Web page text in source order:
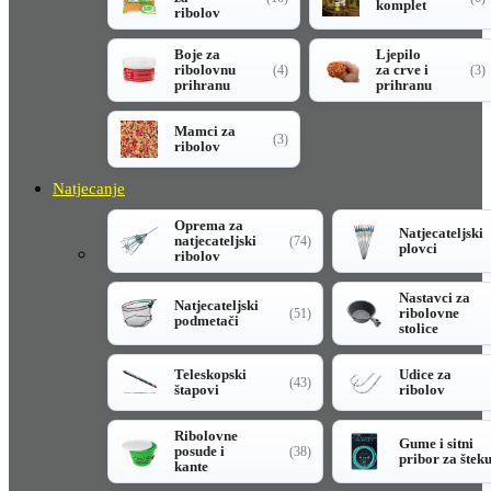
ribolov
komplet
Boje za
ribolovnu
prihranu
(4)
Ljepilo
za crve i
prihranu
(3)
Mamci za
ribolov
(3)
Natjecanje
Oprema za
natjecateljski
ribolov
(74)
Natjecateljski
plovci
Natjecateljski
podmetači
(51)
Nastavci za
ribolovne
stolice
Teleskopski
štapovi
(43)
Udice za
ribolov
Ribolovne
posude i
kante
(38)
Gume i sitni
pribor za šteku